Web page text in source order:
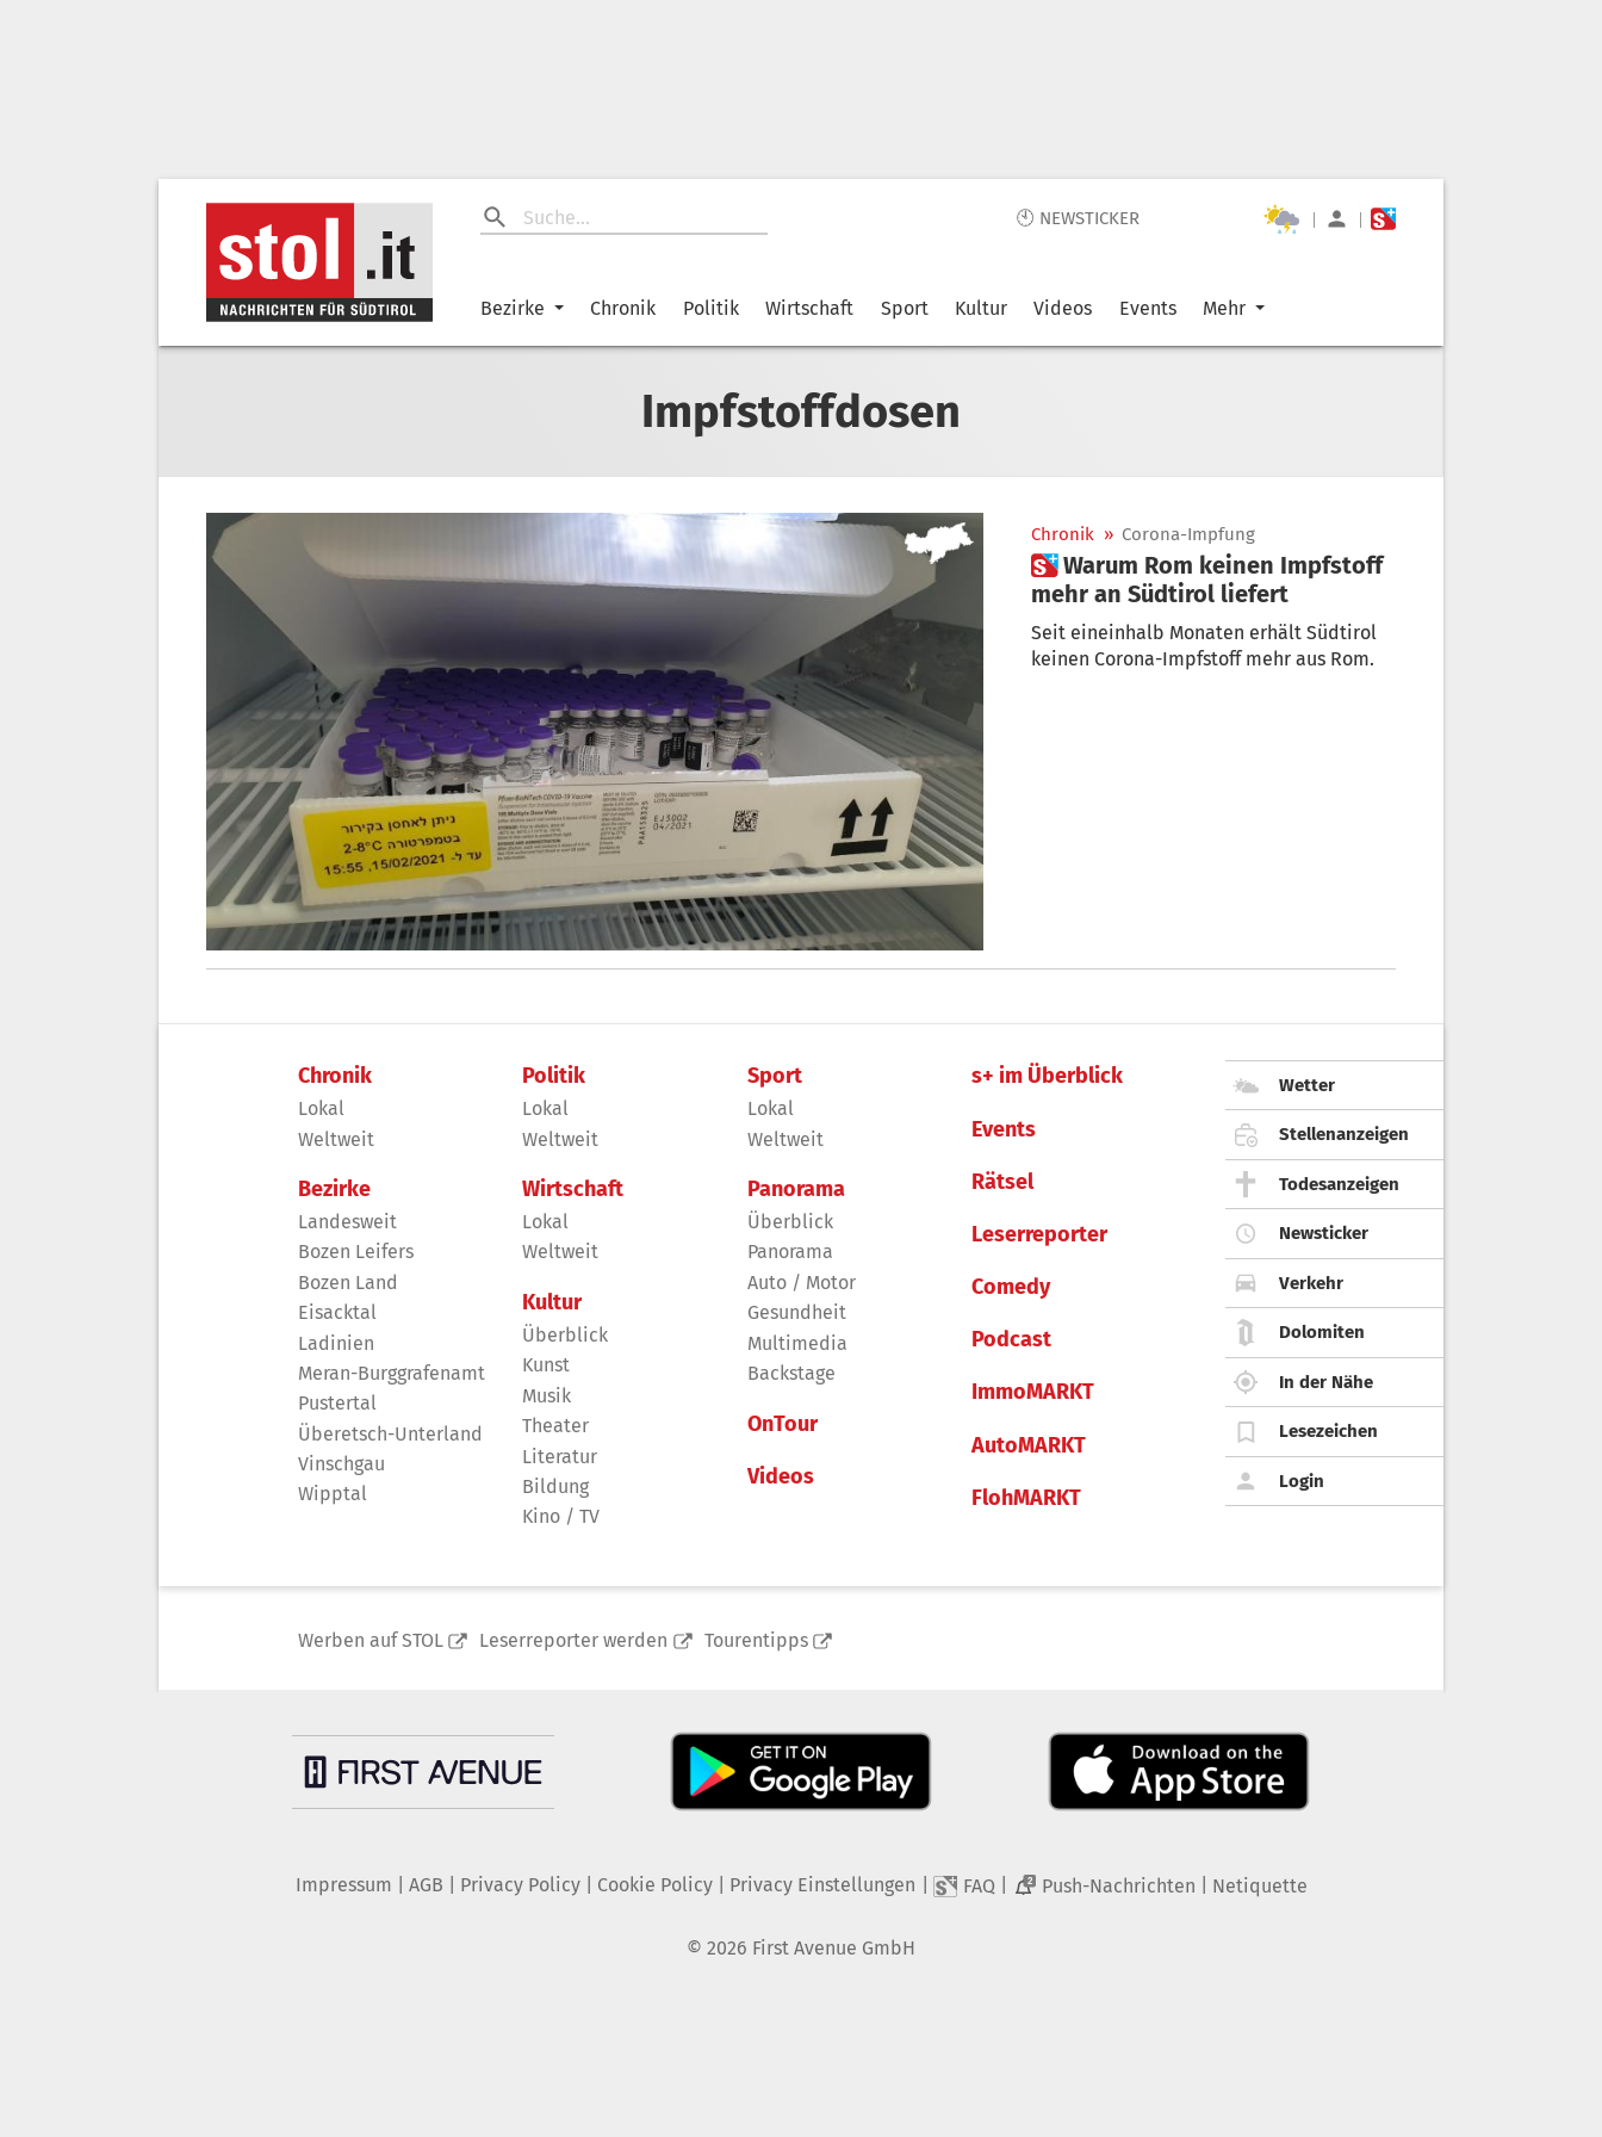
🕙 NEWSTICKER | |
Bezirke Chronik Politik Wirtschaft Sport Kultur Videos Events Mehr
Impfstoffdosen
Chronik » Corona-Impfung
 Warum Rom keinen Impfstoff
mehr an Südtirol liefert
Seit eineinhalb Monaten erhält Südtirol
keinen Corona-Impfstoff mehr aus Rom.
Chronik
Lokal
Weltweit
Bezirke
Landesweit
Bozen Leifers
Bozen Land
Eisacktal
Ladinien
Meran-Burggrafenamt
Pustertal
Überetsch-Unterland
Vinschgau
Wipptal
Politik
Lokal
Weltweit
Wirtschaft
Lokal
Weltweit
Kultur
Überblick
Kunst
Musik
Theater
Literatur
Bildung
Kino / TV
Sport
Lokal
Weltweit
Panorama
Überblick
Panorama
Auto / Motor
Gesundheit
Multimedia
Backstage
OnTour
Videos
s+ im Überblick
Events
Rätsel
Leserreporter
Comedy
Podcast
ImmoMARKT
AutoMARKT
FlohMARKT
Wetter
Stellenanzeigen
Todesanzeigen
Newsticker
Verkehr
Dolomiten
In der Nähe
Lesezeichen
Login
Werben auf STOL Leserreporter werden Tourentipps
Impressum AGB Privacy Policy| Cookie Policy| Privacy Einstellungen FAQ 2 Push-Nachrichten Netiquette
© 2026 First Avenue GmbH